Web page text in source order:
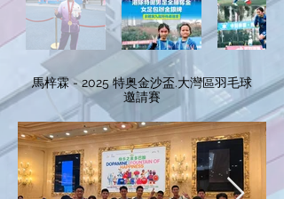
馬梓霖 - 2025 特奥金沙盃.大灣區羽毛球
邀請賽